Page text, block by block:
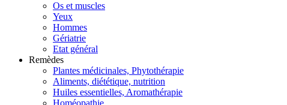
Os et muscles
Yeux
Hommes
Gériatrie
Etat général
Remèdes
Plantes médicinales, Phytothérapie
Aliments, diététique, nutrition
Huiles essentielles, Aromathérapie
Homéopathie